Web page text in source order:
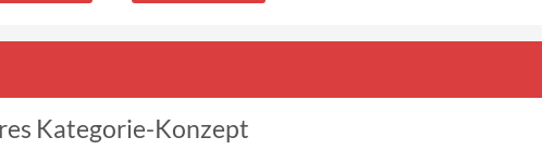
Kategorie-Konzept